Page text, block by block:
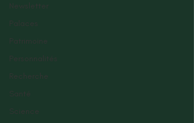
Newsletter
Palaces
Patrimoine
Personnalités
Recherche
Santé
Science